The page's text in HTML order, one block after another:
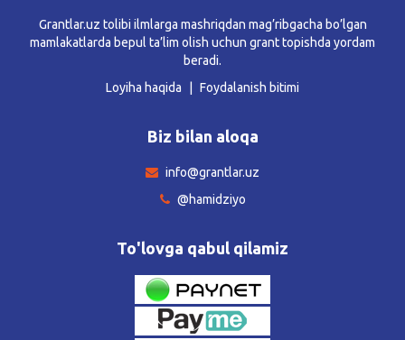
Grantlar.uz tolibi ilmlarga mashriqdan mag’ribgacha bo’lgan
mamlakatlarda bepul ta’lim olish uchun grant topishda yordam
beradi.
Loyiha haqida
Foydalanish bitimi
Biz bilan aloqa
info@grantlar.uz
@hamidziyo
To'lovga qabul qilamiz